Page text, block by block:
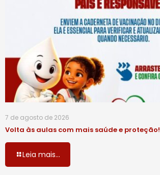
7 de agosto de 2026
Volta às aulas com mais saúde e proteção!
Leia mais...